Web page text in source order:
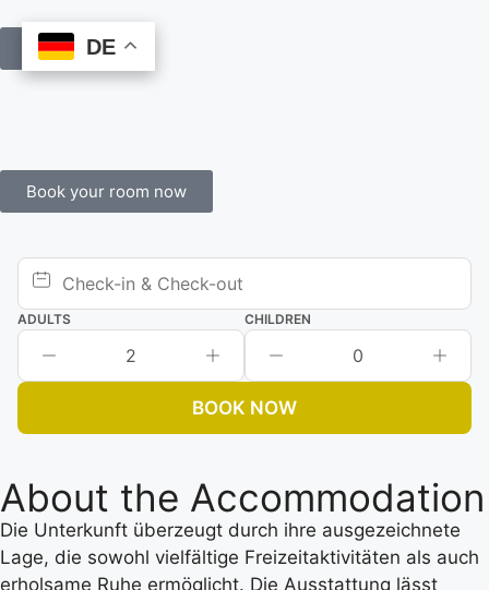
Book Online
Book your room now
ADULTS
2
CHILDREN
0
BOOK NOW
About the Accommodation
Die Unterkunft überzeugt durch ihre ausgezeichnete
Lage, die sowohl vielfältige Freizeitaktivitäten als auch
erholsame Ruhe ermöglicht. Die Ausstattung lässt
DE
DE